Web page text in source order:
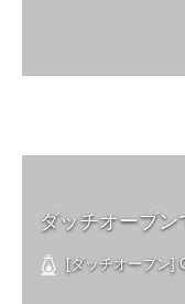
ダッチオーブ
[ダッチオーブン]